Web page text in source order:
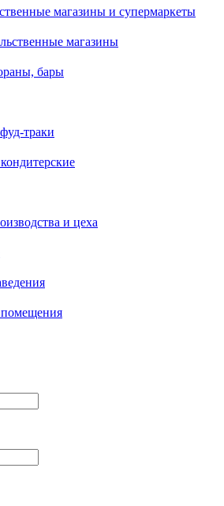
магазины и супермаркеты
магазины
бары
траки
и цеха